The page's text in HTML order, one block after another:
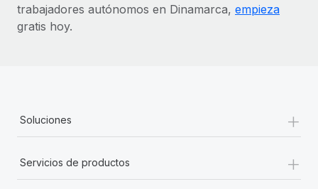
trabajadores autónomos en Dinamarca, empieza
gratis hoy.
Soluciones +
Servicios de productos +